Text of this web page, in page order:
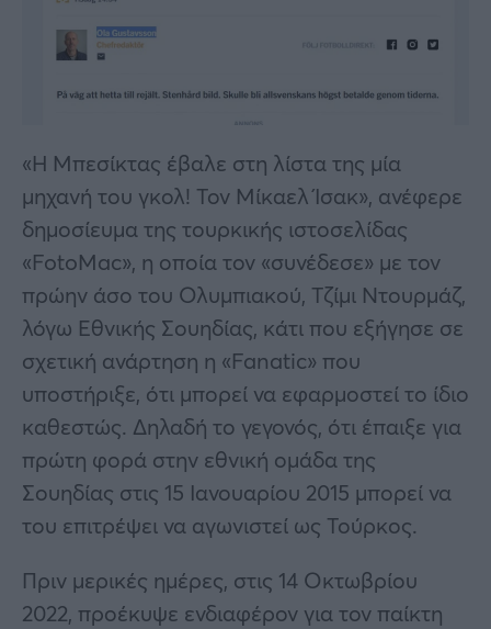
«Η Μπεσίκτας έβαλε στη λίστα της μία
μηχανή του γκολ! Τον Μίκαελ Ίσακ», ανέφερε
δημοσίευμα της τουρκικής ιστοσελίδας
«FotoMac», η οποία τον «συνέδεσε» με τον
πρώην άσο του Ολυμπιακού, Τζίμι Ντουρμάζ,
λόγω Εθνικής Σουηδίας, κάτι που εξήγησε σε
σχετική ανάρτηση η «Fanatic» που
υποστήριξε, ότι μπορεί να εφαρμοστεί το ίδιο
καθεστώς. Δηλαδή το γεγονός, ότι έπαιξε για
πρώτη φορά στην εθνική ομάδα της
Σουηδίας στις 15 Ιανουαρίου 2015 μπορεί να
του επιτρέψει να αγωνιστεί ως Τούρκος.
Πριν μερικές ημέρες, στις 14 Οκτωβρίου
2022, προέκυψε ενδιαφέρον για τον παίκτη